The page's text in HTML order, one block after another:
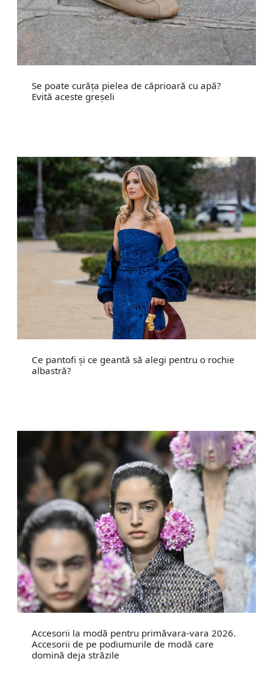
Se poate curăța pielea de căprioară cu apă?
Evită aceste greșeli
Ce pantofi și ce geantă să alegi pentru o rochie
albastră?
Accesorii la modă pentru primăvara-vara 2026.
Accesorii de pe podiumurile de modă care
domină deja străzile